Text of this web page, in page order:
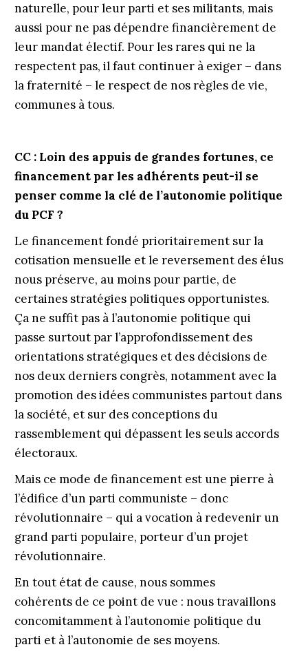
naturelle, pour leur parti et ses militants, mais
aussi pour ne pas dépendre financièrement de
leur mandat électif. Pour les rares qui ne la
respectent pas, il faut continuer à exiger – dans
la fraternité – le respect de nos règles de vie,
communes à tous.
CC : Loin des appuis de grandes fortunes, ce
financement par les adhérents peut-il se
penser comme la clé de l’autonomie politique
du PCF ?
Le financement fondé prioritairement sur la
cotisation mensuelle et le reversement des élus
nous préserve, au moins pour partie, de
certaines stratégies politiques opportunistes.
Ça ne suffit pas à l’autonomie politique qui
passe surtout par l’approfondissement des
orientations stratégiques et des décisions de
nos deux derniers congrès, notamment avec la
promotion des idées communistes partout dans
la société, et sur des conceptions du
rassemblement qui dépassent les seuls accords
électoraux.
Mais ce mode de financement est une pierre à
l’édifice d’un parti communiste – donc
révolutionnaire – qui a vocation à redevenir un
grand parti populaire, porteur d’un projet
révolutionnaire.
En tout état de cause, nous sommes
cohérents de ce point de vue : nous travaillons
concomitamment à l’autonomie politique du
parti et à l’autonomie de ses moyens.